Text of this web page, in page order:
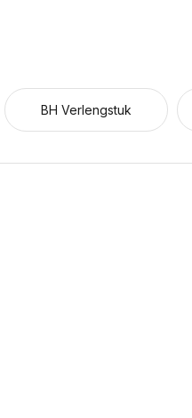
BH Verlengstuk